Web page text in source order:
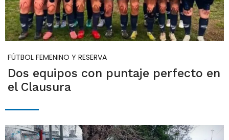
FÚTBOL FEMENINO Y RESERVA
Dos equipos con puntaje perfecto en
el Clausura